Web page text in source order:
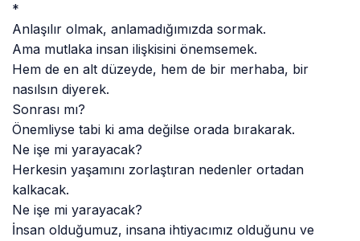
*
Anlaşılır olmak, anlamadığımızda sormak.
Ama mutlaka insan ilişkisini önemsemek.
Hem de en alt düzeyde, hem de bir merhaba, bir
nasılsın diyerek.
Sonrası mı?
Önemliyse tabi ki ama değilse orada bırakarak.
Ne işe mi yarayacak?
Herkesin yaşamını zorlaştıran nedenler ortadan
kalkacak.
Ne işe mi yarayacak?
İnsan olduğumuz, insana ihtiyacımız olduğunu ve